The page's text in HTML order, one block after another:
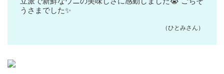
うさまでした✨
（ひとみさん）